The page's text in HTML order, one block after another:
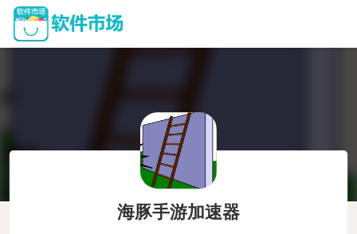
海豚手游加速器